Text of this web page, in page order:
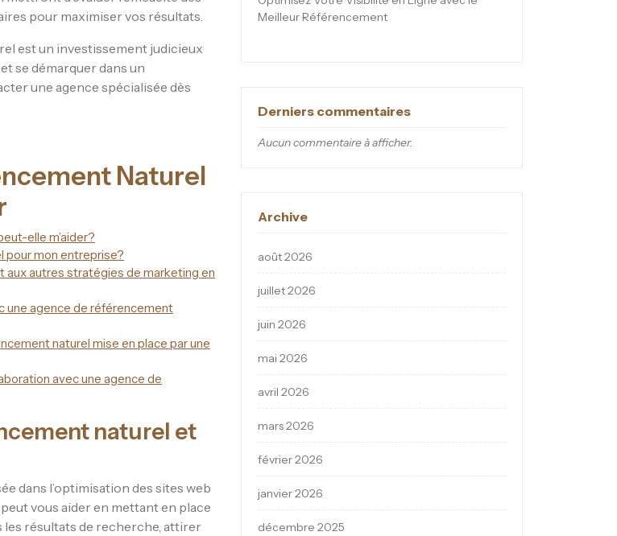
pour maximiser vos résultats.
est un investissement judicieux
se démarquer dans un
une agence spécialisée dès
Naturel
elle m’aider?
pour mon entreprise?
aux autres stratégies de marketing en
une agence de référencement
naturel mise en place par une
avec une agence de
naturel et
dans l’optimisation des sites web
vous aider en mettant en place
résultats de recherche, attirer
Meilleur Référencement
Derniers commentaires
Aucun commentaire à afficher.
Archive
août 2026
juillet 2026
juin 2026
mai 2026
avril 2026
mars 2026
février 2026
janvier 2026
décembre 2025